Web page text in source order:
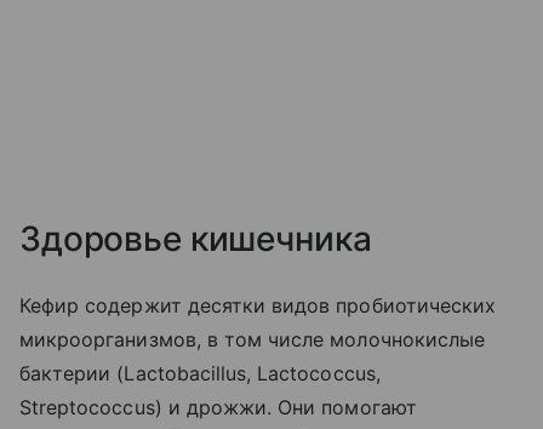
Здоровье кишечника
Кефир содержит десятки видов пробиотических
микроорганизмов, в том числе молочнокислые
бактерии (Lactobacillus, Lactococcus,
Streptococcus) и дрожжи. Они помогают